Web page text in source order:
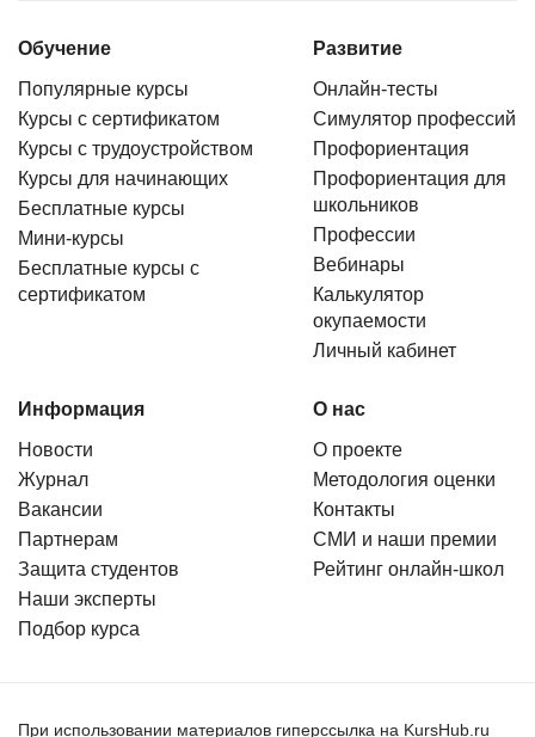
Обучение
Популярные курсы
Курсы с сертификатом
Курсы с трудоустройством
Курсы для начинающих
Бесплатные курсы
Мини-курсы
Бесплатные курсы с
сертификатом
Развитие
Онлайн-тесты
Симулятор профессий
Профориентация
Профориентация для
школьников
Профессии
Вебинары
Калькулятор
окупаемости
Личный кабинет
Информация
Новости
Журнал
Вакансии
Партнерам
Защита студентов
Наши эксперты
Подбор курса
О нас
О проекте
Методология оценки
Контакты
СМИ и наши премии
Рейтинг онлайн-школ
При использовании материалов гиперссылка на KursHub.ru